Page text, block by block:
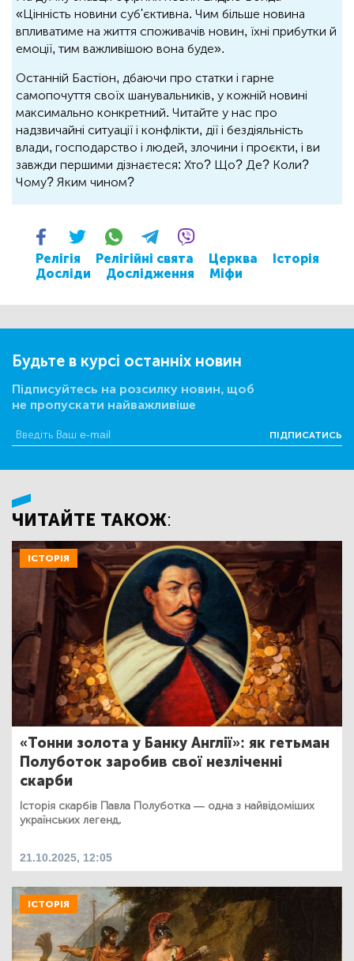
«Цінність новини суб'єктивна. Чим більше новина
впливатиме на життя споживачів новин, їхні прибутки й
емоції, тим важливішою вона буде».
Останній Бастіон, дбаючи про статки і гарне
самопочуття своїх шанувальників, у кожній новині
максимально конкретний. Читайте у нас про
надзвичайні ситуації і конфлікти, дії і бездіяльність
влади, господарство і людей, злочини і проєкти, і ви
завжди першими дізнаєтеся: Хто? Що? Де? Коли?
Чому? Яким чином?
Релігія Релігійні свята Церква
Історія
Досліди
Дослідження Міфи
Будьте в курсі останніх новин
Підписуйтесь на розсилку новин, щоб
не пропускати найважливіше
ПІДПИСАТИСЬ
ЧИТАЙТЕ ТАКОЖ:
ІСТОРІЯ
«Тонни золота у Банку Англії»: як гетьман
Полуботок заробив свої незліченні
скарби
Історія скарбів Павла Полуботка — одна з найвідоміших
українських легенд.
21.10.2025, 12:05
ІСТОРІЯ